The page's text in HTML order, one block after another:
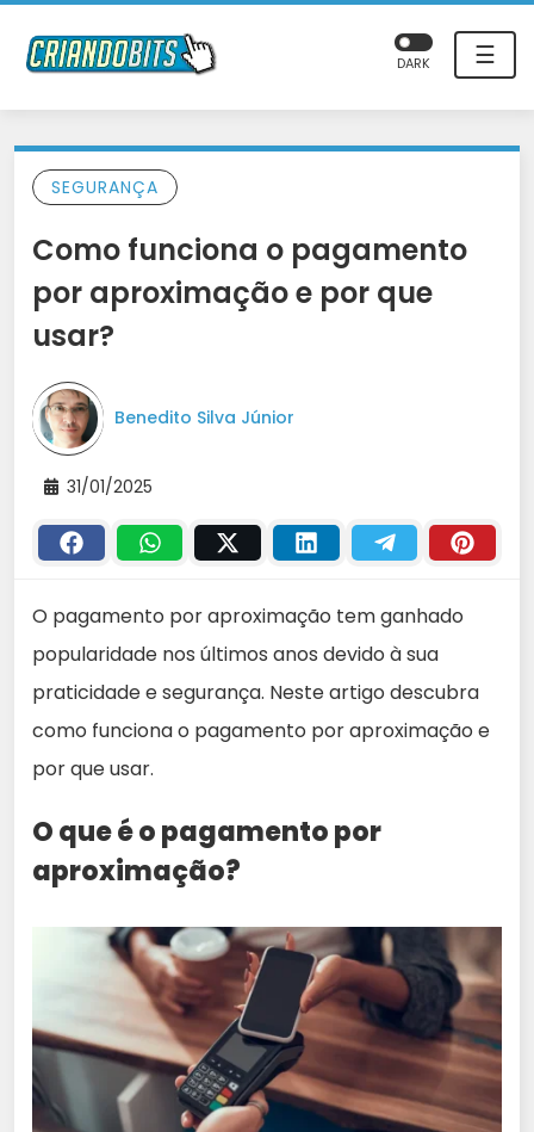
☰
DARK
SEGURANÇA
Como funciona o pagamento
por aproximação e por que
usar?
Benedito Silva Júnior
31/01/2025
O pagamento por aproximação tem ganhado
popularidade nos últimos anos devido à sua
praticidade e segurança. Neste artigo descubra
como funciona o pagamento por aproximação e
por que usar.
O que é o pagamento por
aproximação?